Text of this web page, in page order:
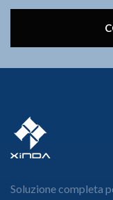
Soluzione completa